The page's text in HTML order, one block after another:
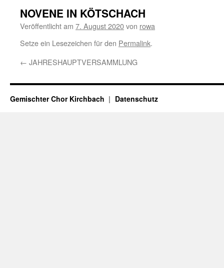
NOVENE IN KÖTSCHACH
Veröffentlicht am 7. August 2020von rowa
Setze ein Lesezeichen für den Permalink.
← JAHRESHAUPTVERSAMMLUNG
Gemischter Chor Kirchbach Datenschutz